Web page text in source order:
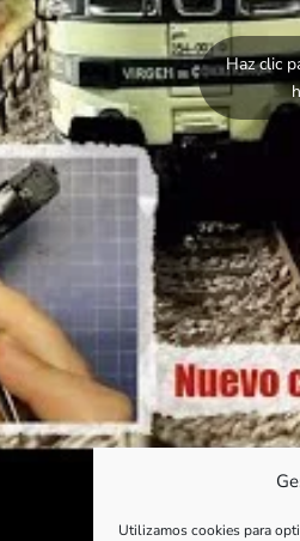
Utilizamos cookies para
Haz clic